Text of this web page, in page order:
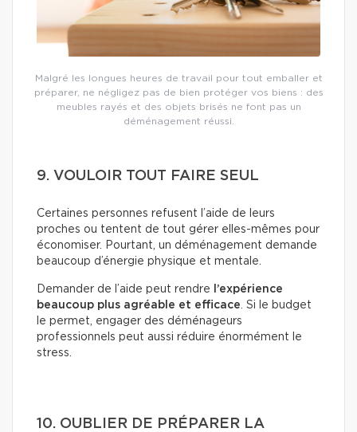
Malgré les longues heures de travail pour tout emballer et
préparer, ne négligez pas de bien protéger vos biens : des
meubles rayés et des objets brisés ne font pas un
déménagement réussi.
9. VOULOIR TOUT FAIRE SEUL
Certaines personnes refusent l’aide de leurs
proches ou tentent de tout gérer elles-mêmes pour
économiser. Pourtant, un déménagement demande
beaucoup d’énergie physique et mentale.
Demander de l’aide peut rendre
l’expérience
beaucoup plus agréable et efficace. Si le budget
le permet, engager des déménageurs
professionnels peut aussi réduire énormément le
stress.
10. OUBLIER DE PRÉPARER LA